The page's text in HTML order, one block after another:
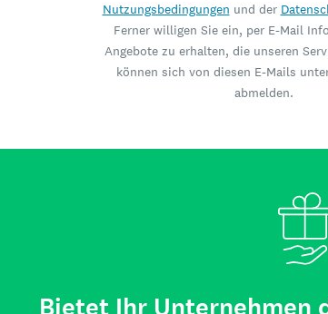
Nutzungsbedingungen und der
Ferner willigen Sie ein, per E-Mail
Angebote zu erhalten, die unseren
können sich von diesen E-Mails
abmelden.